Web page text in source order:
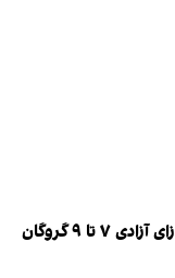
پیشنهاد حماس برای آتش‌بس دو ماهه در ازای آزادی ۷ تا ۹ گروگان